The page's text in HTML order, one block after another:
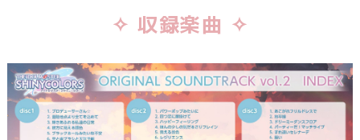
✧ 収録楽曲 ✧